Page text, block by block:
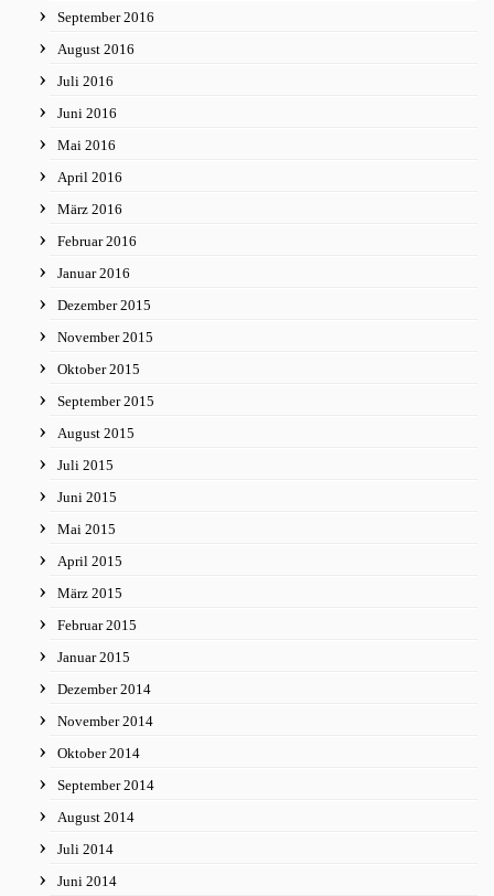
September 2016
August 2016
Juli 2016
Juni 2016
Mai 2016
April 2016
März 2016
Februar 2016
Januar 2016
Dezember 2015
November 2015
Oktober 2015
September 2015
August 2015
Juli 2015
Juni 2015
Mai 2015
April 2015
März 2015
Februar 2015
Januar 2015
Dezember 2014
November 2014
Oktober 2014
September 2014
August 2014
Juli 2014
Juni 2014